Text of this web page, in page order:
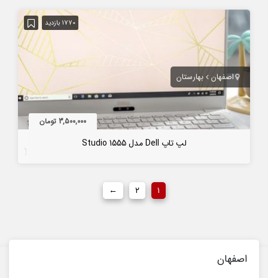
1770 بازدید
اصفهان بهارستان
3,500,000 تومان
لپ تاپ Dell مدل Studio 1555
۱ ۲ ←
اصفهان